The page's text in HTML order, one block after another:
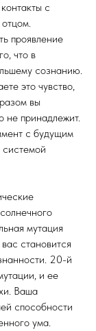
с
проявление
что в
сознанию.
это чувство,
вы
не принадлежит.
с будущим
системой
мутация
становится
20-й
и ее
Ваша
способности
ума.